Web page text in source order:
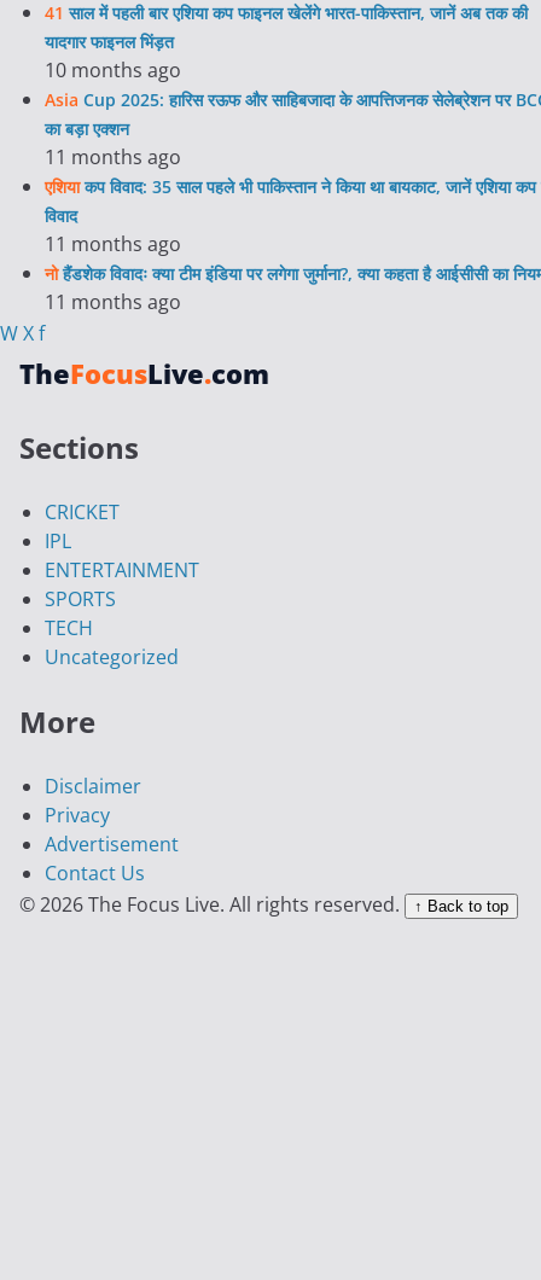
41 साल में पहली बार एशिया कप फाइनल खेलेंगे भारत-पाकिस्तान, जानें अब तक की
यादगार फाइनल भिंड़त
10 months ago
Asia Cup 2025: हारिस रऊफ और साहिबजादा के आपत्तिजनक सेलेब्रेशन पर
का बड़ा एक्शन
11 months ago
एशियाकप विवाद: 35 साल पहले भी पाकिस्तान ने किया था बायकाट, जानें एशिया
विवाद
11 months ago
नोहैंडशेक विवादः क्या टीम इंडिया पर लगेगा जुर्माना?, क्या कहता है आईसीसी का
11 months ago
WXf
TheFocusLive.com
Sections
CRICKET
IPL
ENTERTAINMENT
SPORTS
TECH
Uncategorized
More
Disclaimer
Privacy
Advertisement
Contact Us
© 2026 The Focus Live. All rights reserved.
↑ Back to top